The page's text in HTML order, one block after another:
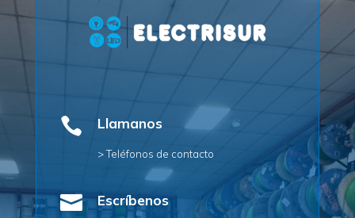
 Llamanos
> Teléfonos de contacto
 Escríbenos